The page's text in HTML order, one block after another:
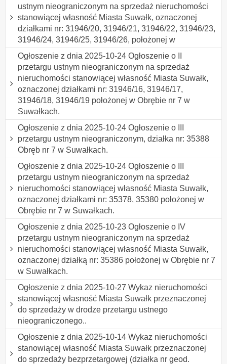
ustnym nieograniczonym na sprzedaż nieruchomości
stanowiącej własność Miasta Suwałk, oznaczonej
działkami nr: 31946/20, 31946/21, 31946/22, 31946/23,
31946/24, 31946/25, 31946/26, położonej w
Ogłoszenie z dnia 2025-10-24 Ogłoszenie o II
przetargu ustnym nieograniczonym na sprzedaż
nieruchomości stanowiącej własność Miasta Suwałk,
oznaczonej działkami nr: 31946/16, 31946/17,
31946/18, 31946/19 położonej w Obrębie nr 7 w
Suwałkach.
Ogłoszenie z dnia 2025-10-24 Ogłoszenie o III
przetargu ustnym nieograniczonym, działka nr: 35388
Obręb nr 7 w Suwałkach.
Ogłoszenie z dnia 2025-10-24 Ogłoszenie o III
przetargu ustnym nieograniczonym na sprzedaż
nieruchomości stanowiącej własność Miasta Suwałk,
oznaczonej działkami nr: 35378, 35380 położonej w
Obrębie nr 7 w Suwałkach.
Ogłoszenie z dnia 2025-10-23 Ogłoszenie o IV
przetargu ustnym nieograniczonym na sprzedaż
nieruchomości stanowiącej własność Miasta Suwałk,
oznaczonej działką nr: 35386 położonej w Obrębie nr 7
w Suwałkach.
Ogłoszenie z dnia 2025-10-27 Wykaz nieruchomości
stanowiącej własność Miasta Suwałk przeznaczonej
do sprzedaży w drodze przetargu ustnego
nieograniczonego..
Ogłoszenie z dnia 2025-10-14 Wykaz nieruchomości
stanowiącej własność Miasta Suwałk przeznaczonej
do sprzedaży bezprzetargowej (działka nr geod.